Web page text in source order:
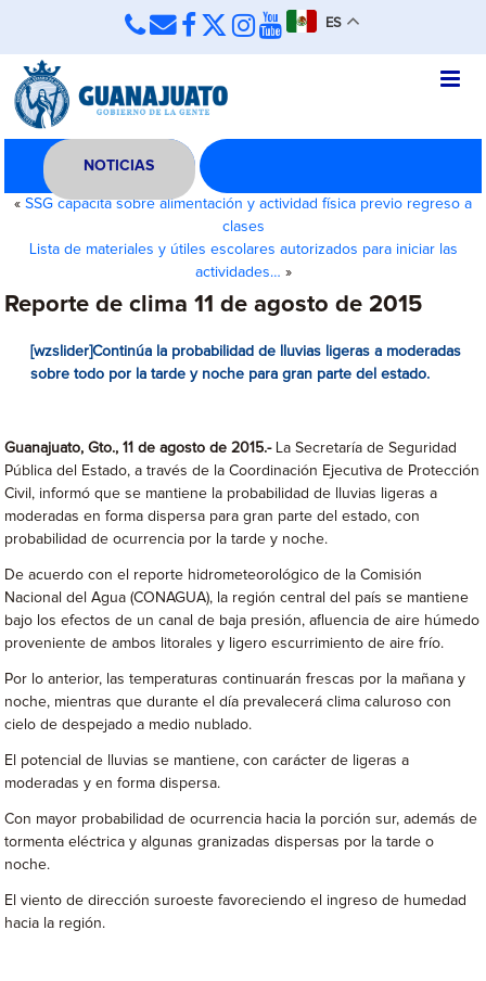
ES
NOTICIAS
« SSG capacita sobre alimentación y actividad física previo regreso a
clases
Lista de materiales y útiles escolares autorizados para iniciar las
actividades… »
Reporte de clima 11 de agosto de 2015
[wzslider]Continúa la probabilidad de lluvias ligeras a moderadas
sobre todo por la tarde y noche para gran parte del estado.
Guanajuato, Gto., 11 de agosto de 2015.- La Secretaría de Seguridad
Pública del Estado, a través de la Coordinación Ejecutiva de Protección
Civil, informó que se mantiene la probabilidad de lluvias ligeras a
moderadas en forma dispersa para gran parte del estado, con
probabilidad de ocurrencia por la tarde y noche.
De acuerdo con el reporte hidrometeorológico de la Comisión
Nacional del Agua (CONAGUA), la región central del país se mantiene
bajo los efectos de un canal de baja presión, afluencia de aire húmedo
proveniente de ambos litorales y ligero escurrimiento de aire frío.
Por lo anterior, las temperaturas continuarán frescas por la mañana y
noche, mientras que durante el día prevalecerá clima caluroso con
cielo de despejado a medio nublado.
El potencial de lluvias se mantiene, con carácter de ligeras a
moderadas y en forma dispersa.
Con mayor probabilidad de ocurrencia hacia la porción sur, además de
tormenta eléctrica y algunas granizadas dispersas por la tarde o
noche.
El viento de dirección suroeste favoreciendo el ingreso de humedad
hacia la región.